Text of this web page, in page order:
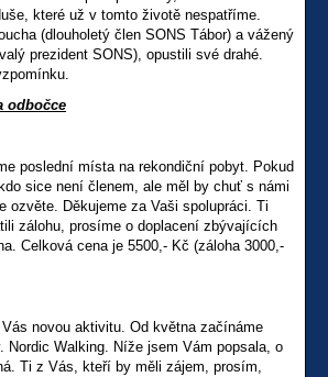
které už v tomto životě nespatříme.
(dlouholetý člen SONS Tábor) a vážený
prezident SONS), opustili své drahé.
odbočce
poslední místa na rekondiční pobyt. Pokud
sice není členem, ale měl by chuť s námi
ozvěte. Děkujeme za Vaši spolupráci. Ti
zálohu, prosíme o doplacení zbývajících
Celková cena je 5500,- Kč (záloha 3000,-
novou aktivitu. Od května začínáme
Nordic Walking. Níže jsem Vám popsala, o
Ti z Vás, kteří by měli zájem, prosím,